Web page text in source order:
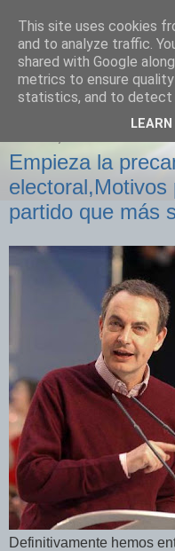
Izquierda
Desde Cuenca para el
Empieza la
electoral,Motivos
partido que más
Definitivamente hemos
This site uses cookies
and to analyze traffic.
shared with Google
metrics to ensure
statistics, and to detect